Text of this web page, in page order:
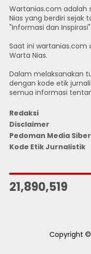
Wartanias.com adalah
Nias yang berdiri sejak
"Informasi dan Inspirasi".
Saat ini wartanias.com
Warta Nias.
Dalam melaksanakan
dengan kode etik
semua informasi
Redaksi
Disclaimer
Pedoman Media Siber
Kode Etik Jurnalistik
21,890,519
Copyright